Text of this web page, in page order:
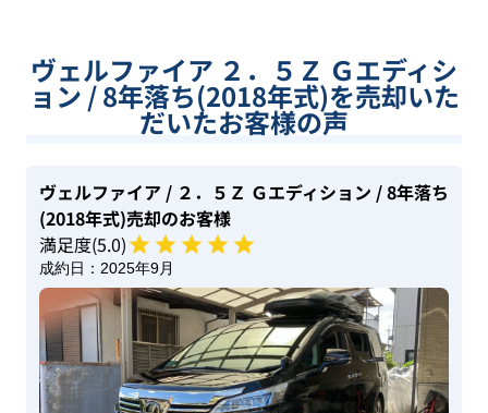
ヴェルファイア ２．５Ｚ Ｇエディシ
ョン / 8年落ち(2018年式)を売却いた
だいたお客様の声
ヴェルファイア / ２．５Ｚ Ｇエディション / 8年落ち
(2018年式)売却のお客様
満足度(5.0)
成約日： 2025年9月